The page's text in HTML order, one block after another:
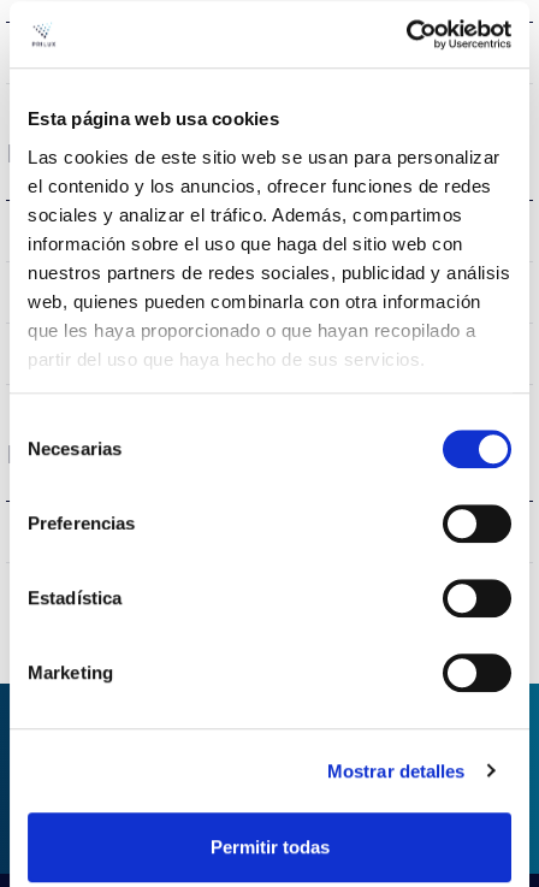
Esta página web usa cookies
Las cookies de este sitio web se usan para personalizar
el contenido y los anuncios, ofrecer funciones de redes
sociales y analizar el tráfico. Además, compartimos
información sobre el uso que haga del sitio web con
nuestros partners de redes sociales, publicidad y análisis
web, quienes pueden combinarla con otra información
que les haya proporcionado o que hayan recopilado a
partir del uso que haya hecho de sus servicios.
Necesarias
Preferencias
Estadística
Marketing
Mostrar detalles
Permitir todas
Dimensões e montagem
Peso 0.82Kg
Dimensão 143x76x143mm
Junção NÃO
Proteções
Proteção surtos NÃO
PEDIDO DE INFORMAÇÃO